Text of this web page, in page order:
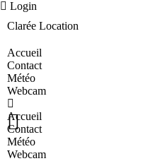
Login
Clarée Location
Accueil
Contact
Météo
Webcam
Accueil
Contact
Météo
Webcam